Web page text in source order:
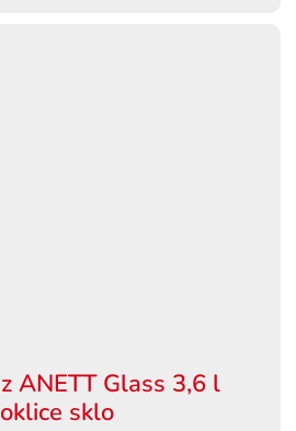
ANETT Glass 3,6 l
sklo